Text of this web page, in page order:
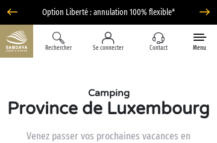
Option Liberté : annulation 100% flexible*
Rechercher Se connecter Contact Menu
Camping
Province de Luxembourg
Venez passer vos prochaines vacances en